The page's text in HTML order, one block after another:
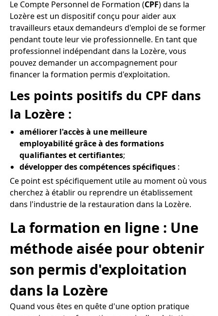
Le Compte Personnel de Formation (CPF) dans la
Lozère est un dispositif conçu pour aider aux
travailleurs etaux demandeurs d'emploi de se former
pendant toute leur vie professionnelle. En tant que
professionnel indépendant dans la Lozère, vous
pouvez demander un accompagnement pour
financer la formation permis d'exploitation.
Les points positifs du CPF dans
la Lozère :
améliorer l'accès à une meilleure
employabilité grâce à des formations
qualifiantes et certifiantes;
développer des compétences spécifiques :
Ce point est spécifiquement utile au moment où vous
cherchez à établir ou reprendre un établissement
dans l'industrie de la restauration dans la Lozère.
La formation en ligne : Une
méthode aisée pour obtenir
son permis d'exploitation
dans la Lozère
Quand vous êtes en quête d'une option pratique